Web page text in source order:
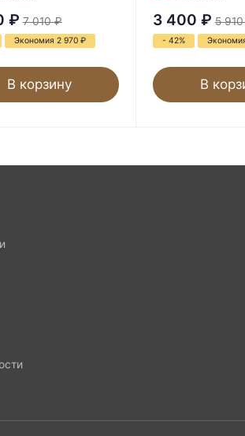
₽ 7 010 ₽
Экономия 2 970 ₽
В корзину
3 400 ₽ 5 910
- 42%
В